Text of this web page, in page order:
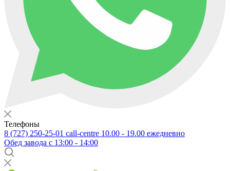
Телефоны
8 (727) 250-25-01 call-centre 10.00 - 19.00 ежедневно
Обед завода с 13:00 - 14:00